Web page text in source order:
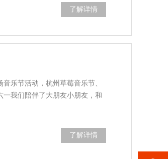
了解详情
乐节活动，杭州草莓音乐节、
我们陪伴了大朋友小朋友，和
了解详情